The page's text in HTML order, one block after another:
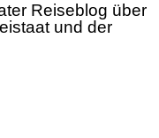
Reiseblog über
und der